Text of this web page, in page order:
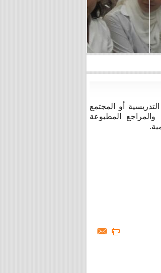
أو المجتمع
المطبوعة